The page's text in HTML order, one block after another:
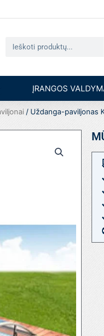
siurbliaiĮRANGOS
/ Uždanga-paviljonas